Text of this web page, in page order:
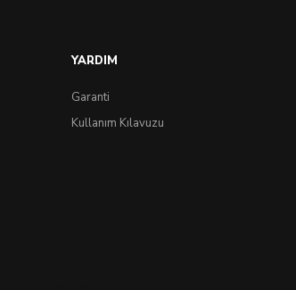
YARDIM
Garanti
Kullanım Kılavuzu